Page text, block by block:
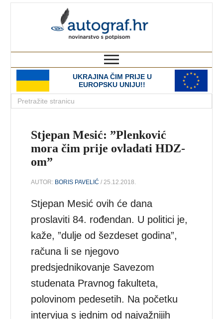
UKRAJINA ČIM PRIJE U
EUROPSKU UNIJU!!
Stjepan Mesić: ”Plenković
mora čim prije ovladati HDZ-
om”
AUTOR: BORIS PAVELIĆ / 25.12.2018.
Stjepan Mesić ovih će dana
proslaviti 84. rođendan. U politici je,
kaže, ”dulje od šezdeset godina”,
računa li se njegovo
predsjednikovanje Savezom
studenata Pravnog fakulteta,
polovinom pedesetih. Na početku
intervjua s jednim od najvažnijih